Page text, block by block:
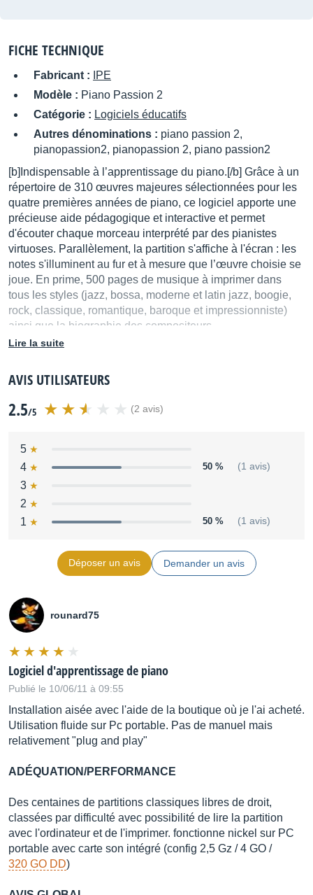
FICHE TECHNIQUE
Fabricant :
IPE
Modèle : Piano Passion 2
Catégorie : Logiciels éducatifs
Autres dénominations : piano passion 2,
pianopassion2, pianopassion 2, piano passion2
[b]Indispensable à l’apprentissage du piano.[/b] Grâce à un
répertoire de 310 œuvres majeures sélectionnées pour les
quatre premières années de piano, ce logiciel apporte une
précieuse aide pédagogique et interactive et permet
d'écouter chaque morceau interprété par des pianistes
virtuoses. Parallèlement, la partition s'affiche à l'écran : les
notes s'illuminent au fur et à mesure que l’œuvre choisie se
joue. En prime, 500 pages de musique à imprimer dans
tous les styles (jazz, bossa, moderne et latin jazz, boogie,
rock, classique, romantique, baroque et impressionniste)
ainsi que la biographie des compositeurs.
Plateformes :
Windows 95, 98, Millenium, 2000 ou XP
Processeur Pentium 133 Mhz
50 Mo d'espace disque pour l'installation
Carte son
Lecteur de CD-ROM
Ne fonctionne que sur PC
Connexion d'un clavier MIDI à votre ordinateur, Piano
Source : IPE
Lire la suite
AVIS UTILISATEURS
2.5/5 (2 avis)
5
4
50 % (1 avis)
3
2
1
50 % (1 avis)
Déposer un avis Demander un avis
rounard75
Logiciel d'apprentissage de piano
Publié le 10/06/11 à 09:55
Installation aisée avec l'aide de la boutique où je l'ai acheté.
Utilisation fluide sur Pc portable. Pas de manuel mais
relativement "plug and play"
ADÉQUATION/PERFORMANCE
Des centaines de partitions classiques libres de droit,
classées par difficulté avec possibilité de lire la partition
avec l'ordinateur et de l'imprimer. fonctionne nickel sur PC
portable avec carte son intégré (config 2,5 Gz / 4 GO /
320 GO DD)